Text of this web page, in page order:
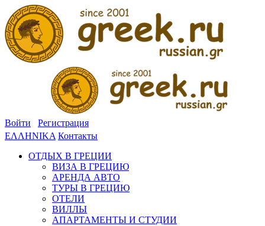
Войти
Регистрация
ΕΛΛΗΝΙΚΑ Контакты
ОТДЫХ В ГРЕЦИИ
ВИЗА В ГРЕЦИЮ
АРЕНДА АВТО
ТУРЫ В ГРЕЦИЮ
ОТЕЛИ
ВИЛЛЫ
АПАРТАМЕНТЫ И СТУДИИ